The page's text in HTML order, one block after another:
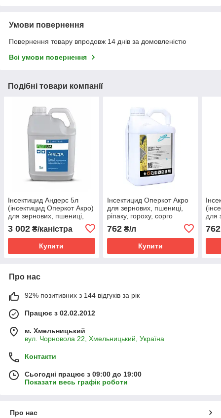
Умови повернення
Повернення товару впродовж 14 днів за домовленістю
Всі умови повернення
Подібні товари компанії
Інсектицид Андерс 5л
(інсектицид Оперкот Акро)
для зернових, пшениці,
томатів, огірків, цибулі,
плодових
3 002 ₴/каністра
Купити
Інсектицид Оперкот Акро
для зернових, пшениці,
ріпаку, гороху, сорго
цигалотрин) від тлі
вогнівки
762₴/л
Купити
для
762
Про нас
92% позитивних з 144 відгуків за рік
Працює з 02.02.2012
м. Хмельницький
вул. Чорновола 22, Хмельницький, Україна
Контакти
Сьогодні працює з 09:00 до 19:00
Показати весь графік роботи
Про нас